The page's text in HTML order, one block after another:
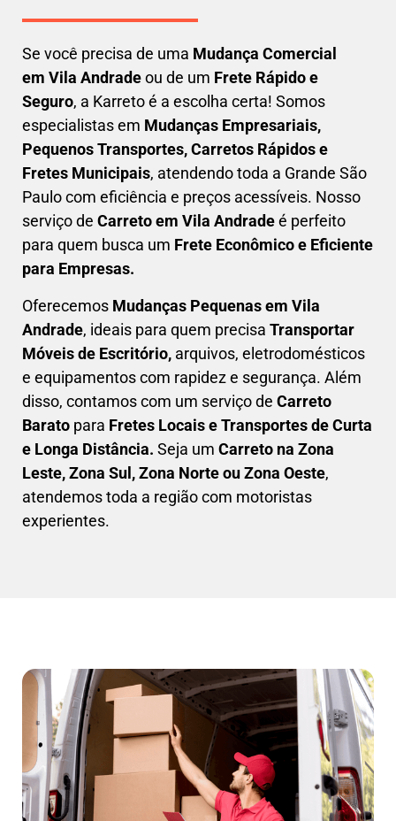
Se você precisa de uma Mudança Comercial
em Vila Andradeou de um Frete Rápido e
Seguro, a Karreto é a escolha certa! Somos
especialistas em Mudanças Empresariais,
Pequenos Transportes, Carretos Rápidos e
Fretes Municipais, atendendo toda a Grande São
Paulo com eficiência e preços acessíveis. Nosso
serviço de Carreto em Vila Andradeé perfeito
para quem busca um Frete Econômico e Eficiente
para Empresas.
Oferecemos Mudanças Pequenas em Vila
Andrade, ideais para quem precisa Transportar
Móveis de Escritório, arquivos, eletrodomésticos
e equipamentos com rapidez e segurança. Além
disso, contamos com um serviço de Carreto
Barato para Fretes Locais e Transportes de Curta
e Longa Distância. Seja um Carreto na Zona
Leste, Zona Sul, Zona Norte ou Zona Oeste,
atendemos toda a região com motoristas
experientes.